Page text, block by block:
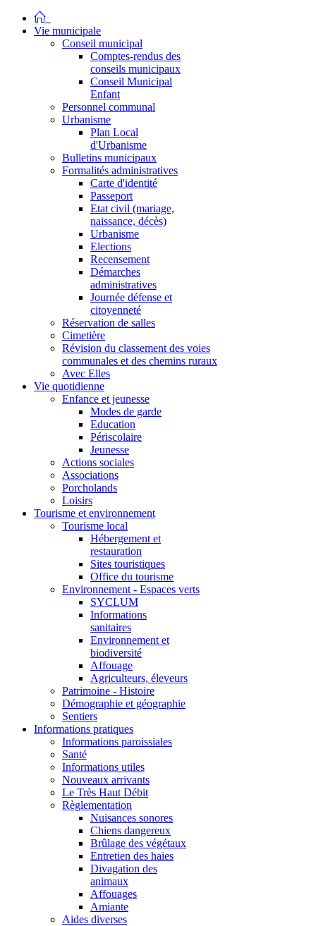
Vie municipale
Conseil municipal
Comptes-rendus des
conseils municipaux
Conseil Municipal
Enfant
Personnel communal
Urbanisme
Plan Local
d'Urbanisme
Bulletins municipaux
Formalités administratives
Carte d'identité
Passeport
Etat civil (mariage,
naissance, décès)
Urbanisme
Elections
Recensement
Démarches
administratives
Journée défense et
citoyenneté
Réservation de salles
Cimetière
Révision du classement des voies
communales et des chemins ruraux
Avec Elles
Vie quotidienne
Enfance et jeunesse
Modes de garde
Education
Périscolaire
Jeunesse
Actions sociales
Associations
Porcholands
Loisirs
Tourisme et environnement
Tourisme local
Hébergement et
restauration
Sites touristiques
Office du tourisme
Environnement - Espaces verts
SYCLUM
Informations
sanitaires
Environnement et
biodiversité
Affouage
Agriculteurs, éleveurs
Patrimoine - Histoire
Démographie et géographie
Sentiers
Informations pratiques
Informations paroissiales
Santé
Informations utiles
Nouveaux arrivants
Le Très Haut Débit
Règlementation
Nuisances sonores
Chiens dangereux
Brûlage des végétaux
Entretien des haies
Divagation des
animaux
Affouages
Amiante
Aides diverses